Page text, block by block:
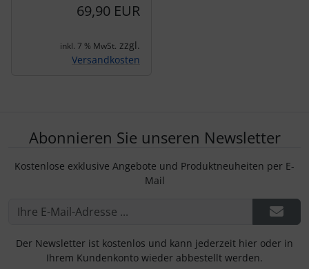
69,90 EUR
inkl. 7 % MwSt. zzgl.
Versandkosten
Abonnieren Sie unseren Newsletter
Kostenlose exklusive Angebote und Produktneuheiten per E-
Mail
Der Newsletter ist kostenlos und kann jederzeit hier oder in
Ihrem Kundenkonto wieder abbestellt werden.